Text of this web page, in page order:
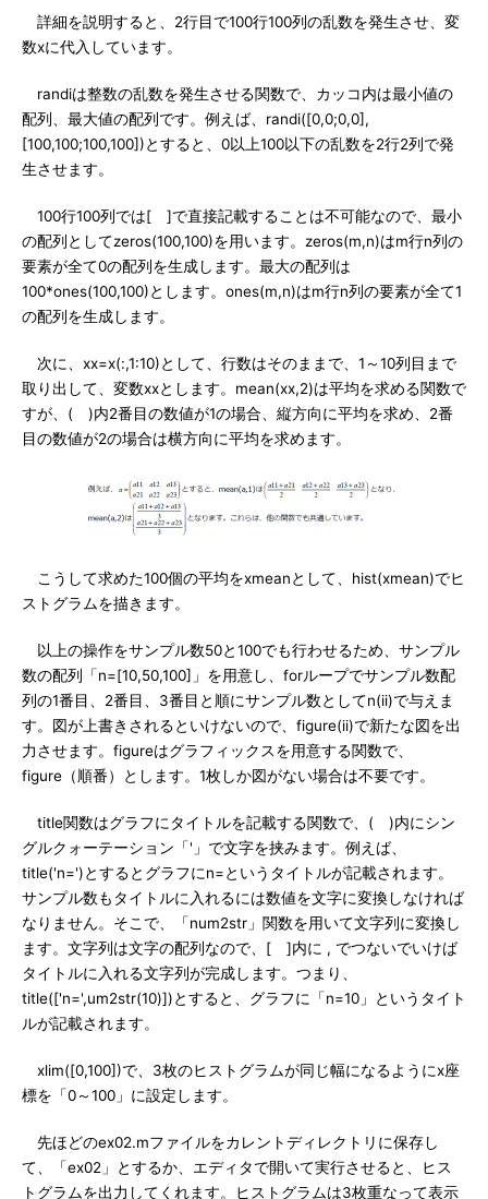
詳細を説明すると、2行目で100行100列の乱数を発生させ、変
数xに代入しています。
randiは整数の乱数を発生させる関数で、カッコ内は最小値の
配列、最大値の配列です。例えば、randi([0,0;0,0],
[100,100;100,100])とすると、0以上100以下の乱数を2行2列で発
生させます。
100行100列では[ ]で直接記載することは不可能なので、最小
の配列としてzeros(100,100)を用います。zeros(m,n)はm行n列の
要素が全て0の配列を生成します。最大の配列は
100*ones(100,100)とします。ones(m,n)はm行n列の要素が全て1
の配列を生成します。
次に、xx=x(:,1:10)として、行数はそのままで、1～10列目まで
取り出して、変数xxとします。mean(xx,2)は平均を求める関数で
すが、( )内2番目の数値が1の場合、縦方向に平均を求め、2番
目の数値が2の場合は横方向に平均を求めます。
こうして求めた100個の平均をxmeanとして、hist(xmean)でヒ
ストグラムを描きます。
以上の操作をサンプル数50と100でも行わせるため、サンプル
数の配列「n=[10,50,100]」を用意し、forループでサンプル数配
列の1番目、2番目、3番目と順にサンプル数としてn(ii)で与えま
す。図が上書きされるといけないので、figure(ii)で新たな図を出
力させます。figureはグラフィックスを用意する関数で、
figure（順番）とします。1枚しか図がない場合は不要です。
title関数はグラフにタイトルを記載する関数で、( )内にシン
グルクォーテーション「'」で文字を挟みます。例えば、
title('n=')とするとグラフにn=というタイトルが記載されます。
サンプル数もタイトルに入れるには数値を文字に変換しなければ
なりません。そこで、「num2str」関数を用いて文字列に変換し
ます。文字列は文字の配列なので、[ ]内に , でつないでいけば
タイトルに入れる文字列が完成します。つまり、
title(['n=',um2str(10)])とすると、グラフに「n=10」というタイト
ルが記載されます。
xlim([0,100])で、3枚のヒストグラムが同じ幅になるようにx座
標を「0～100」に設定します。
先ほどのex02.mファイルをカレントディレクトリに保存し
て、「ex02」とするか、エディタで開いて実行させると、ヒス
トグラムを出力してくれます。ヒストグラムは3枚重なって表示